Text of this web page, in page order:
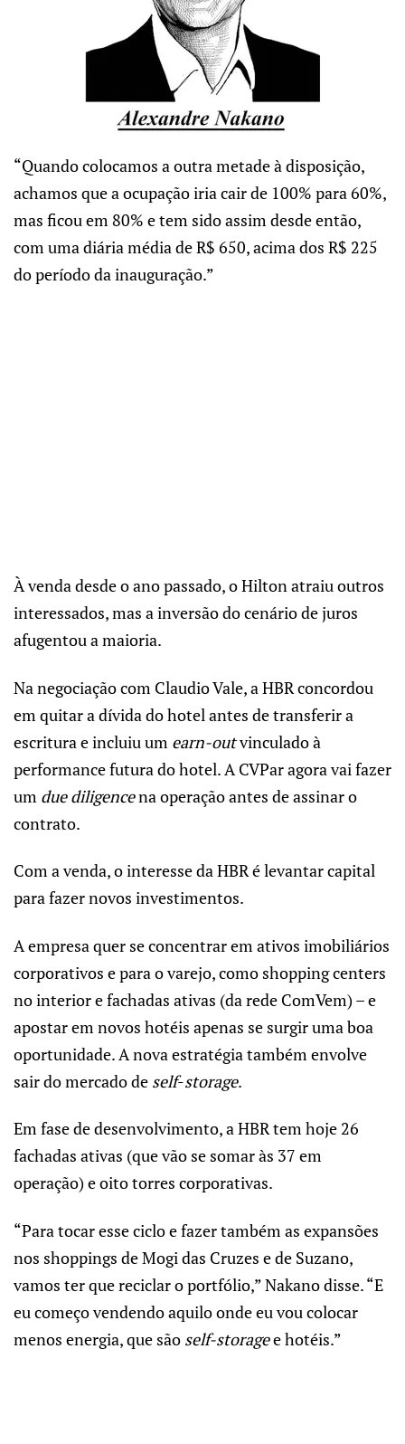
“Quando colocamos a outra metade à disposição,
achamos que a ocupação iria cair de 100% para 60%,
mas ficou em 80% e tem sido assim desde então,
com uma diária média de R$ 650, acima dos R$ 225
do período da inauguração.”
À venda desde o ano passado, o Hilton atraiu outros
interessados, mas a inversão do cenário de juros
afugentou a maioria.
Na negociação com Claudio Vale, a HBR concordou
em quitar a dívida do hotel antes de transferir a
escritura e incluiu um earn-outvinculado à
performance futura do hotel. A CVPar agora vai fazer
um due diligencena operação antes de assinar o
contrato.
Com a venda, o interesse da HBR é levantar capital
para fazer novos investimentos.
A empresa quer se concentrar em ativos imobiliários
corporativos e para o varejo, como shopping centers
no interior e fachadas ativas (da rede ComVem) – e
apostar em novos hotéis apenas se surgir uma boa
oportunidade. A nova estratégia também envolve
sair do mercado de self-storage.
Em fase de desenvolvimento, a HBR tem hoje 26
fachadas ativas (que vão se somar às 37 em
operação) e oito torres corporativas.
“Para tocar esse ciclo e fazer também as expansões
nos shoppings de Mogi das Cruzes e de Suzano,
vamos ter que reciclar o portfólio,” Nakano disse. “E
eu começo vendendo aquilo onde eu vou colocar
menos energia, que são self-storagee hotéis.”